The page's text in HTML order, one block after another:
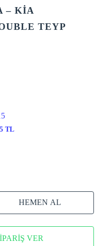
– KİA
TEYP
TL
HEMEN AL
VER